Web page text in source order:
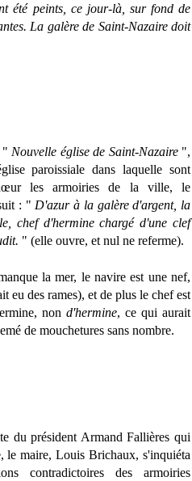
été peints, ce jour-là, sur fond de
La galère de Saint-Nazaire doit
" Nouvelle église de Saint-Nazaire",
paroissiale dans laquelle sont
les armoiries de la ville, le
: " D'azur à la galère d'argent, la
chef d'hermine chargé d'une clef
" (elle ouvre, et nul ne referme).
la mer, le navire est une nef,
eu des rames), et de plus le chef est
non d'hermine, ce qui aurait
de mouchetures sans nombre.
du président Armand Fallières qui
le maire, Louis Brichaux, s'inquiéta
contradictoires des armoiries